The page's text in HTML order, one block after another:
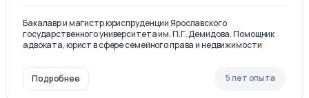
Бакалавр и магистр юриспруденции Ярославского
государственного университета им. П.Г. Демидова. Помощник
адвоката, юрист в сфере семейного права и недвижимости
Подробнее 5 лет опыта